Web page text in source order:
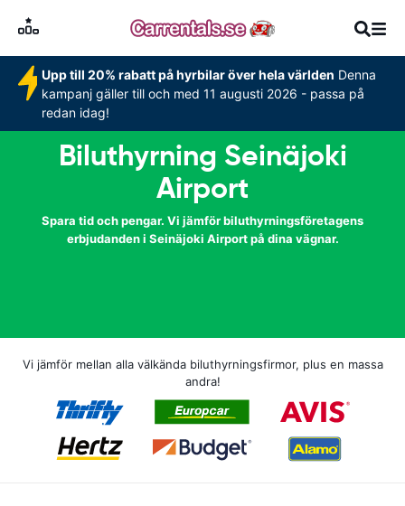
Upp till 20% rabatt på hyrbilar över hela världen Denna
kampanj gäller till och med 11 augusti 2026 - passa på
redan idag!
Biluthyrning Seinäjoki
Airport
Spara tid och pengar. Vi jämför biluthyrningsföretagens
erbjudanden i Seinäjoki Airport på dina vägnar.
Vi jämför mellan alla välkända biluthyrningsfirmor, plus en massa
andra!